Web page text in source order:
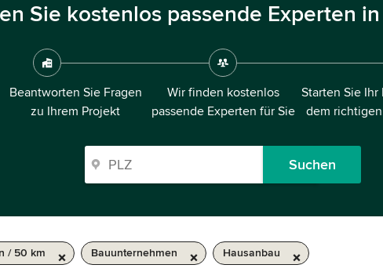
Sie kostenlos passende Experten
Beantworten Sie Fragen
zu Ihrem Projekt
Wir finden kostenlos
passende Experten für Sie
Starten Sie Ihr
dem
Suchen
/ 50 km Bauunternehmen Hausanbau